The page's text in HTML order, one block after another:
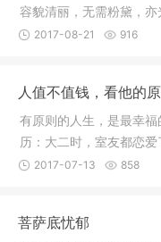
容貌清丽，无需粉黛，
了30岁，
2017-08-21 916
人值不值钱，看他的
有原则的人生，是最幸
历：大二时，室友都恋
我不会放弃
2017-07-13 858
菩萨底忧郁